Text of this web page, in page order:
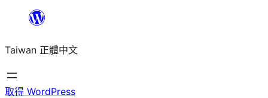
主
要
內
Taiwan 正體中文
取得 WordPress